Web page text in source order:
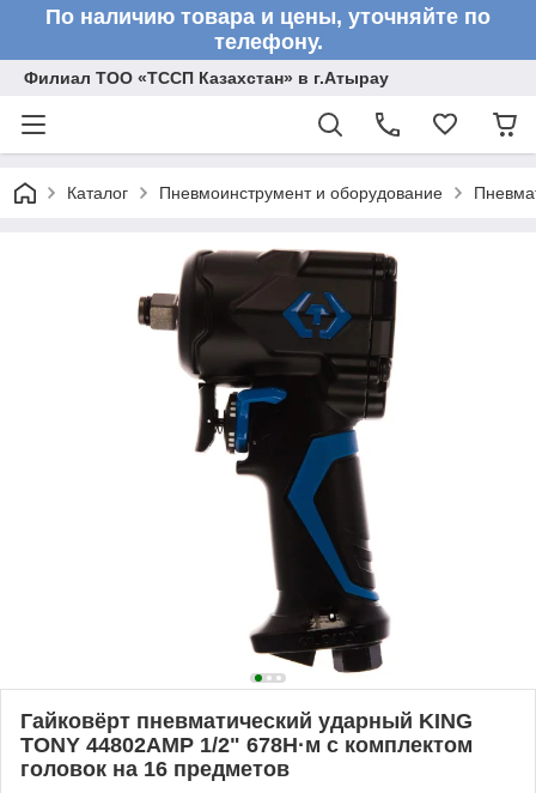
По наличию товара и цены, уточняйте по
телефону.
Филиал ТОО «ТССП Казахстан» в г.Атырау
Каталог Пневмоинструмент и оборудование
Гайковёрт пневматический ударный KING
TONY 44802AMP 1/2" 678Н·м с комплектом
головок на 16 предметов